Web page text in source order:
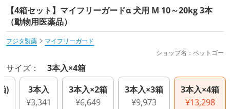
【4箱セット】マイフリーガードα 犬用 M 10～20kg 3本
（動物用医薬品）
フジタ製薬
マイフリーガード
ショップ名：ペットゴー
サイズ： 3本入×4箱
)
3本入
¥3,341
3本入×2箱
¥6,649
3本入×3箱
¥9,973
3本入×4箱
¥13,298